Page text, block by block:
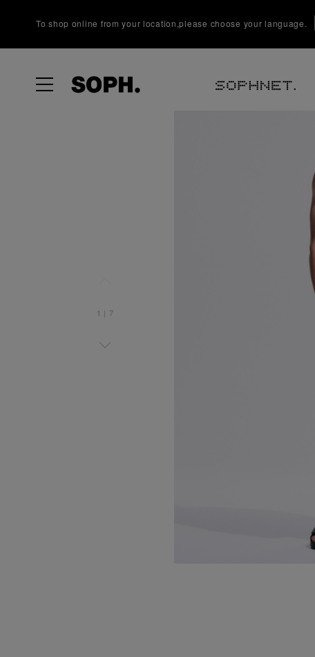
To shop online from your location,please choose your language.
1 | 7